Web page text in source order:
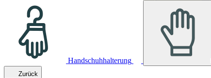
Handschuhhalterung
Zurück